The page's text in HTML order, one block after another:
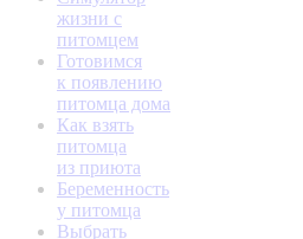
жизни с
питомцем
Готовимся
к появлению
питомца дома
Как взять
питомца
из приюта
Беременность
у питомца
Выбрать